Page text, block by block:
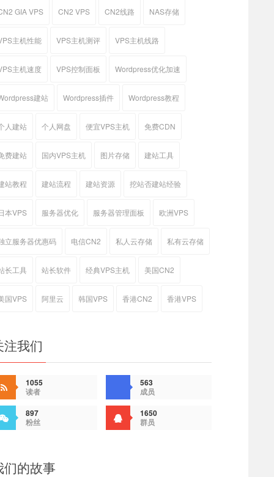
GIA VPS CN2 VPS CN2线路 NAS存储
主机性能 VPS主机测评 VPS主机线路
主机速度 VPS控制面板 Wordpress优化加速
建站 Wordpress插件 Wordpress教程
人建站 个人网盘 便宜VPS主机 免费CDN
费建站 国内VPS主机 图片存储 建站工具
站教程 建站流程 建站资源 挖站否建站经验
本VPS 服务器优化 服务器管理面板 欧洲VPS
立服务器优惠码 电信CN2 私人云存储 私有云存储
长工具 站长软件 经典VPS主机 美国CN2
国VPS 阿里云 韩国VPS 香港CN2 香港VPS
注我们
1055
读者
563
成员
897
粉丝
1650
群员
们的故事